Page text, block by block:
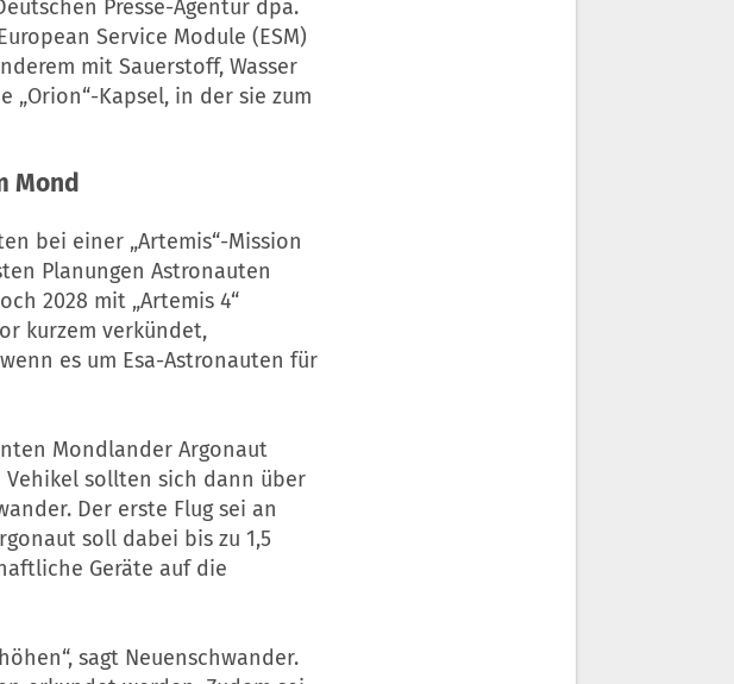
Presse-Agentur dpa.
Service Module (ESM)
mit Sauerstoff, Wasser
Kapsel, in der sie zum
Mond
bei einer „Artemis“-Mission
Planungen Astronauten
2028 mit „Artemis 4“
kurzem verkündet,
es um Esa-Astronauten für
Mondlander Argonaut
Vehikel sollten sich dann über
Der erste Flug sei an
soll dabei bis zu 1,5
Geräte auf die
sagt Neuenschwander.